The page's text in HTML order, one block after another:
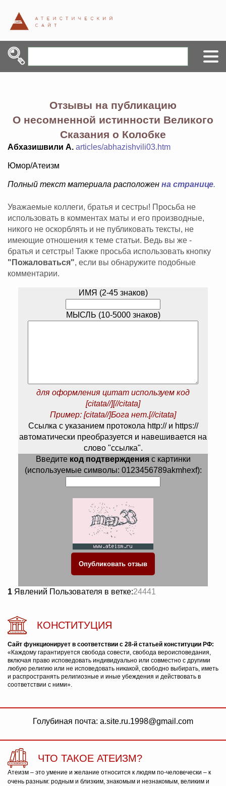
Отзывы на публикацию
О несомненной истинности Великого
Сказания о Колобке
Абхазишвили А. articles/abhazishvili03.htm
Юмор/Атеизм
Полный текст материала расположен на странице.
Уважаемые коллеги, братья и сестры! Просьба не
использовать в комментах маты и его производные,
никого не оскорблять и не публиковать тексты, не
имеющие отношения к теме статьи. Ведь вы же -
братья и сетстры! Также просьба использовать кнопку
"Пожаловаться", если вы обнаружите подобные
комментарии.
ИМЯ (2-45 знаков)
МЫСЛЬ (10-5000 знаков)
для оформления цитат используем код
[citata//][//citata]
Пример: [citata//]Бога нет.[//citata]
Ссылка с указанием протокола http:// и https://
автоматически преобразуется и навешивается на
слово "ссылка".
Введите код подтвержденияс картинки
(используемые символы: 0123456789akmhexf):
1 Явлений Пользователя в ветке:24441
КОНСТИТУЦИЯ
Сайт функционирует в соответствии с 28-й статьей конституции РФ:
«Каждому гарантируется свобода совести, свобода вероисповедания,
включая право исповедовать индивидуально или совместно с другими
любую религию или не исповедовать никакой, свободно выбирать, иметь
и распространять религиозные и иные убеждения и действовать в
соответствии с ними».
Голубиная почта: a.site.ru.1998@gmail.com
ЧТО ТАКОЕ АТЕИЗМ?
Атеизм – это умение и желание относится к людям по-человечески – к
очень разным: родным и близким, знакомым и незнакомым, великим и